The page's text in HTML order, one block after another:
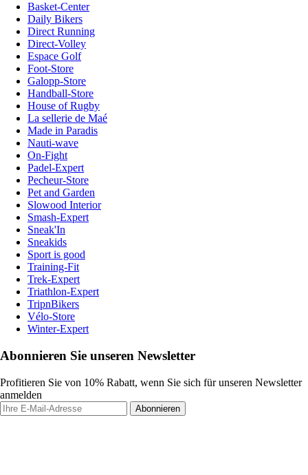
Basket-Center
Daily Bikers
Direct Running
Direct-Volley
Espace Golf
Foot-Store
Galopp-Store
Handball-Store
House of Rugby
La sellerie de Maé
Made in Paradis
Nauti-wave
On-Fight
Padel-Expert
Pecheur-Store
Pet and Garden
Slowood Interior
Smash-Expert
Sneak'In
Sneakids
Sport is good
Training-Fit
Trek-Expert
Triathlon-Expert
TripnBikers
Vélo-Store
Winter-Expert
Abonnieren Sie unseren Newsletter
Profitieren Sie von 10% Rabatt, wenn Sie sich für unseren Newsletter
anmelden
Abonnieren